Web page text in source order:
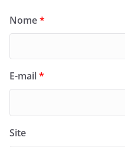
Nome*
E-mail*
Site